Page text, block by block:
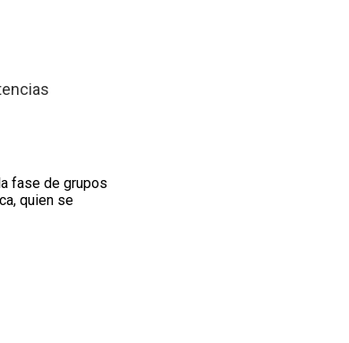
fase de grupos
quien se